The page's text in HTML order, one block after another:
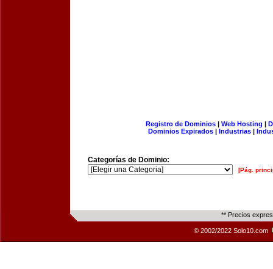
Registro de Dominios| Web Hosting |
Dominios Expirados | Industrias |
Categorías de Dominio:
[Pág.
** Precios
© 2002/2022 Solo10.com